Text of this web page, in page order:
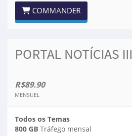
COMMANDER
PORTAL NOTÍCIAS III
R$89.90
MENSUEL
Todos os Temas
800 GB Tráfego mensal